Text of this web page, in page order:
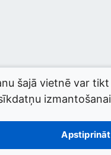
Izstrādātājs:
šajā vietnē var
Apstiprināt